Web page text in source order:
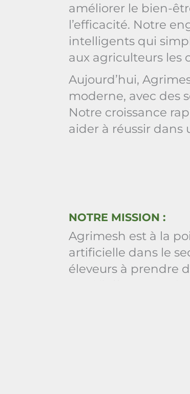
améliorer le bien-
l’efficacité. Notre
intelligents qui
aux agriculteurs les
Aujourd’hui,
moderne, avec des
Notre croissance
aider à réussir
NOTRE MISSION :
Agrimesh est à la
artificielle dans le
éleveurs à prendre